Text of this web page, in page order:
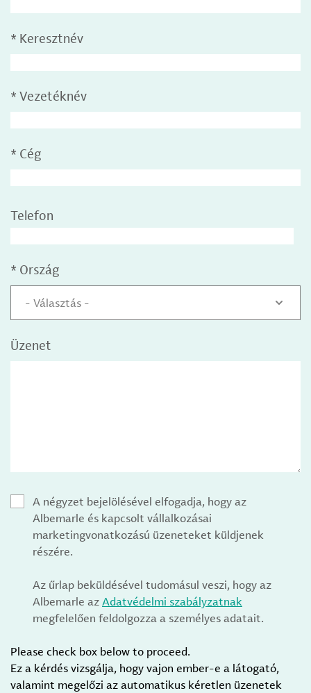
* Keresztnév
* Vezetéknév
* Cég
Telefon
* Ország
- Választás -
Üzenet
A négyzet bejelölésével elfogadja, hogy az
Albemarle és kapcsolt vállalkozásai
marketingvonatkozású üzeneteket küldjenek
részére.
Az űrlap beküldésével tudomásul veszi, hogy az
Albemarle azAdatvédelmi szabályzatnak
megfelelően feldolgozza a személyes adatait.
Please check box below to proceed.
Ez a kérdés vizsgálja, hogy vajon ember-e a látogató,
valamint megelőzi az automatikus kéretlen üzenetek